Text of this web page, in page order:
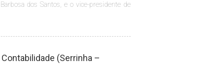
dos Santos, e o vice-presidente de
(Serrinha –